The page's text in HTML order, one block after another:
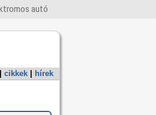
autó
cikkek hírek